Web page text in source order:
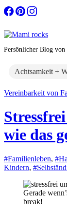
Zum
Inhalt
Persönlicher Blog von
Achtsamkeit +
Vereinbarkeit von
wie das
#Familienleben,
Kindern,
Gerade
break!